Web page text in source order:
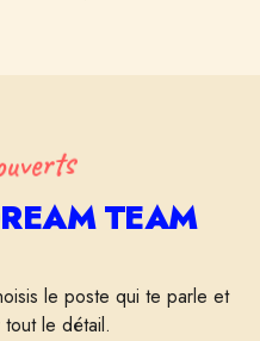
TEAM
le poste qui te parle et
le détail.